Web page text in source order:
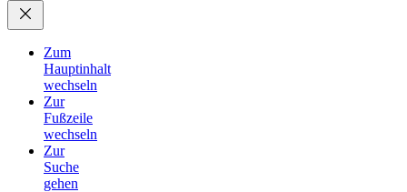
Zum
Hauptinhalt
wechseln
Zur
Fußzeile
wechseln
Zur
Suche
gehen